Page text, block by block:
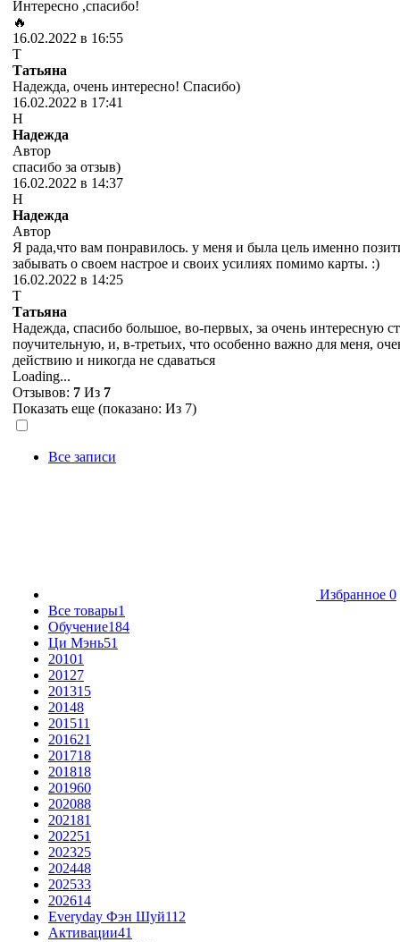
Интересно ,спасибо!
🔥
16.02.2022 в 16:55
Т
Татьяна
Надежда, очень интересно! Спасибо)
16.02.2022 в 17:41
Н
Надежда
Автор
спасибо за отзыв)
16.02.2022 в 14:37
Н
Надежда
Автор
Я рада,что вам понравилось. у меня и была цель именно
забывать о своем настрое и своих усилиях помимо карты. :)
16.02.2022 в 14:25
Т
Татьяна
Надежда, спасибо большое, во-первых, за очень интересную
поучительную, и, в-третьих, что особенно важно для меня,
действию и никогда не сдаваться
Loading...
Отзывов: 7 Из 7
Показать еще (показано: Из 7)
Все записи
Избранное 0
Все товары1
Обучение184
Ци Мэнь51
20101
20127
201315
20148
201511
201621
201718
201818
201960
202088
202181
202251
202325
202448
202533
202614
Everyday Фэн Шуй112
Активации41